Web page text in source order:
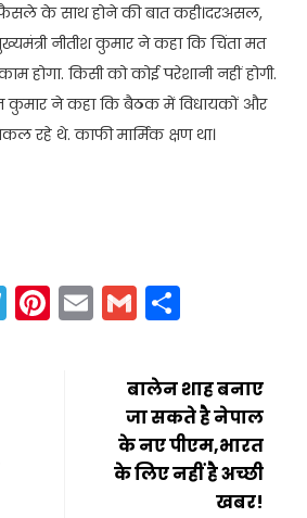
के साथ होने की बात कही।दरअसल,
नीतीश कुमार ने कहा कि चिंता मत
होगा. किसी को कोई परेशानी नहीं होगी.
कुमार ने कहा कि बैठक में विधायकों और
रहे थे. काफी मार्मिक क्षण था।
Telegram
Pinterest
EmailGmail
बालेन शाह बनाए
जा सकते है नेपाल
के नए पीएम,भारत
के लिए नहीं है अच्छी
खबर!